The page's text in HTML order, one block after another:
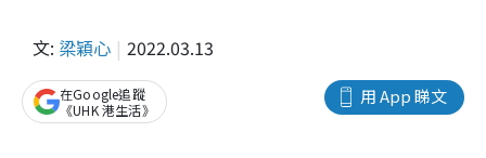
文: 梁穎心 2022.03.13
用 App 睇文
在Google追蹤
《UHK 港生活》